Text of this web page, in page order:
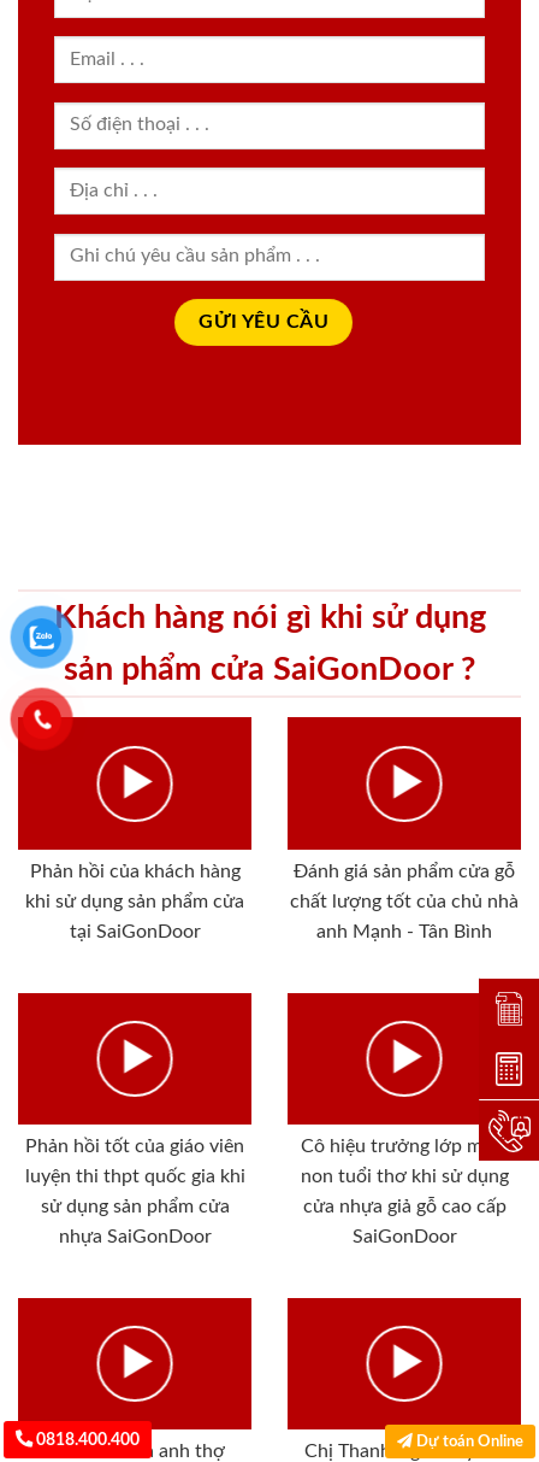
Khách hàng nói gì khi sử dụng
sản phẩm cửa SaiGonDoor ?
Phản hồi của khách hàng
khi sử dụng sản phẩm cửa
tại SaiGonDoor
Đánh giá sản phẩm cửa gỗ
chất lượng tốt của chủ nhà
anh Mạnh - Tân Bình
Phản hồi tốt của giáo viên
luyện thi thpt quốc gia khi
sử dụng sản phẩm cửa
nhựa SaiGonDoor
Cô hiệu trưởng lớp mầm
non tuổi thơ khi sử dụng
cửa nhựa giả gỗ cao cấp
SaiGonDoor
Phản hồi của anh thợ Chị Thanh Ngân Cty SG
0818.400.400 Dự toán Online
Đặt
Dự